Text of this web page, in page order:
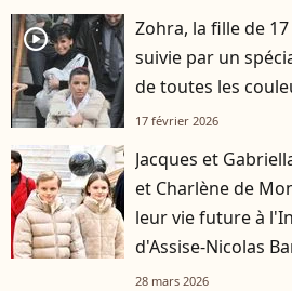
player2
Zohra, la fille de
suivie par un
de toutes les
17 février 2026
Jacques et
et Charlène de
leur vie future à
d'Assise-Nicolas
28 mars 2026